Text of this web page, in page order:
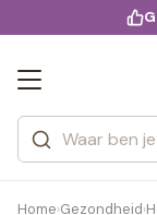
Zoeken
Categorieën
Merken
Home›Gezondheid›